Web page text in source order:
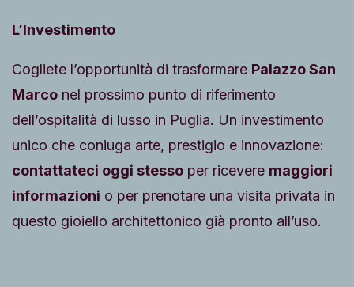
L’Investimento
Cogliete l’opportunità di trasformare Palazzo San
Marco nel prossimo punto di riferimento
dell’ospitalità di lusso in Puglia. Un investimento
unico che coniuga arte, prestigio e innovazione:
contattateci oggi stesso per ricevere maggiori
informazioni o per prenotare una visita privata in
questo gioiello architettonico già pronto all’uso.